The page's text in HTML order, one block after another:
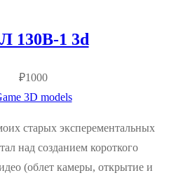
130В-1 3d
₽1000
3D models
старых эксперементальных
над созданием короткого
(облет камеры, открытие и